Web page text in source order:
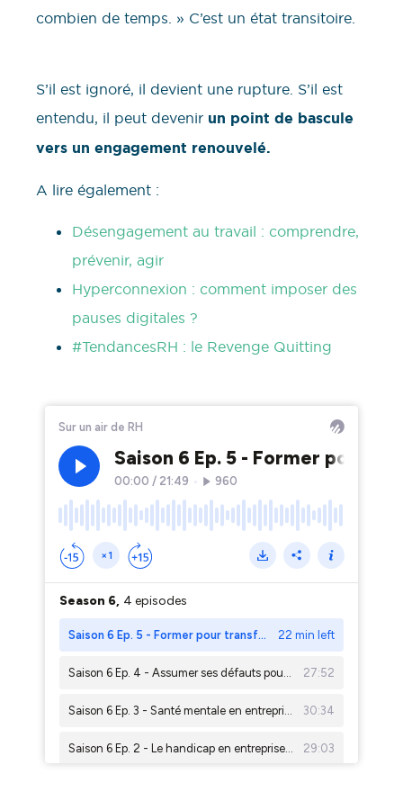
combien de temps. » C’est un état transitoire.
S’il est ignoré, il devient une rupture. S’il est
entendu, il peut devenir un point de bascule
vers un engagement renouvelé.
A lire également :
Désengagement au travail : comprendre,
prévenir, agir
Hyperconnexion : comment imposer des
pauses digitales ?
#TendancesRH : le Revenge Quitting